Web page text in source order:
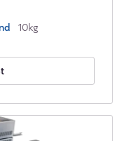
10kg